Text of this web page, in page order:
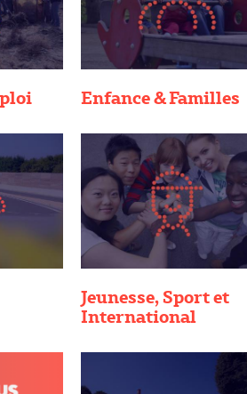
Enfance & Familles
Jeunesse, Sport et
International